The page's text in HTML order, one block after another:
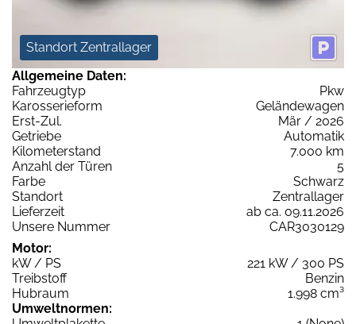
Standort Zentrallager
Allgemeine Daten:
Fahrzeugtyp
Pkw
Karosserieform
Geländewagen
Erst-Zul.
Mär / 2026
Getriebe
Automatik
Kilometerstand
7.000 km
Anzahl der Türen
5
Farbe
Schwarz
Standort
Zentrallager
Lieferzeit
ab ca. 09.11.2026
Unsere Nummer
CAR3030129
Motor:
kW / PS
221 kW / 300 PS
Treibstoff
Benzin
Hubraum
1.998 cm³
Umweltnormen: